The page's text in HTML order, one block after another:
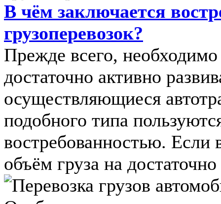
В чём заключается
грузоперевозок?
Прежде всего,
достаточно активно
осуществляющиеся
подобного типа
востребованностью. Если
объём груза на